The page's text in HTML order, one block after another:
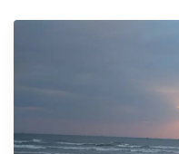
geltend
geschiedene